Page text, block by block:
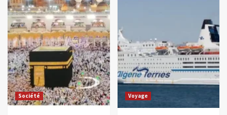
Société Voyage